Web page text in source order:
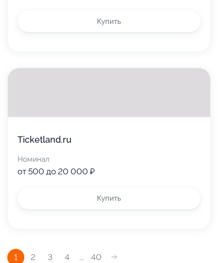
Купить
Ticketland.ru
Номинал
от 500 до 20 000 ₽
Купить
1 2 3 4 ... 40